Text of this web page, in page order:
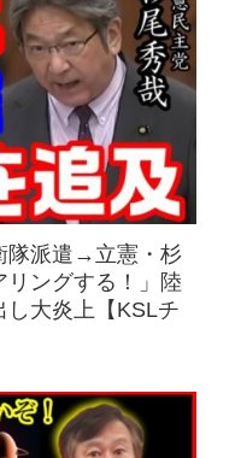
隊派遣→立憲・杉
リングする！」陸
し大炎上【KSLチ